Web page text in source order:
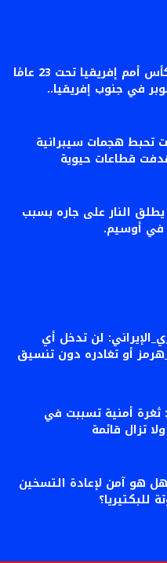
عاجل- #كاف: كأس أمم إفريقيا تحت 23 عامًا
في جنوب إفريقيا..
تحبط هجمات سيبرانية
قطاعات حيوية
النار على جاره بسبب
في أوسيم.
لن تدخل أي
أو تغادره دون تنسيق
ثغرة أمنية تسببت في
تزال قائمة
هل هو آمن لإعادة التسخين
للبكتيريا؟